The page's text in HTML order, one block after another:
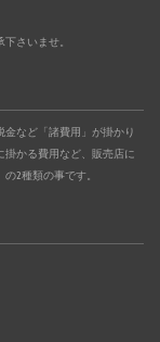
さいませ。
など「諸費用」が掛かり
掛かる費用など、販売店に
2種類の事です。